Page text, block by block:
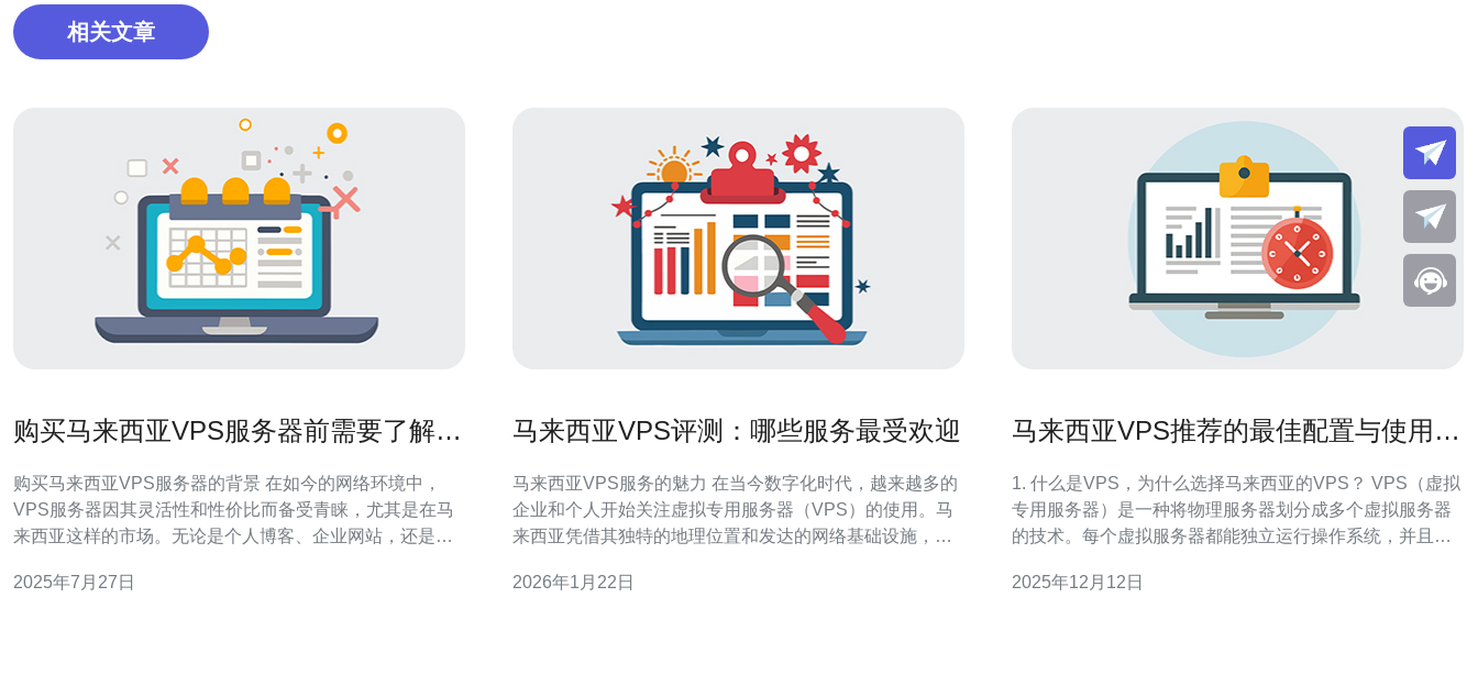
相关文章
购买马来西亚VPS服务器前需要了解的
购买马来西亚VPS服务器的背景 在如今的网络环境中，
VPS服务器因其灵活性和性价比而备受青睐，尤其是在马
来西亚这样的市场。无论是个人博客、企业网站，还是在
将为您详细介绍在购买马来西亚VPS服务器前需要了解的
2025年7月27日
马来西亚VPS评测：哪些服务最受欢迎
马来西亚VPS服务的魅力 在当今数字化时代，越来越多的
企业和个人开始关注虚拟专用服务器（VPS）的使用。马
来西亚凭借其独特的地理位置和发达的网络基础设施，成
马来西亚市场上最受欢迎的VPS服务，帮助用户在选择时
2026年1月22日
马来西亚VPS推荐的最佳配置与使用技
1. 什么是VPS，为什么选择马来西亚的VPS？ VPS（虚拟
专用服务器）是一种将物理服务器划分成多个虚拟服务器
的技术。每个虚拟服务器都能独立运行操作系统，并且拥
较低的延迟和更快的数据传输速度，尤其是对于面向东南
2025年12月12日